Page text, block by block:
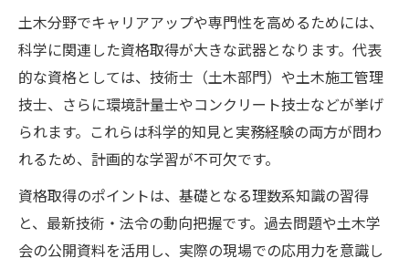
土木分野でキャリアアップや専門性を高めるためには、
科学に関連した資格取得が大きな武器となります。代表
的な資格としては、技術士（土木部門）や土木施工管理
技士、さらに環境計量士やコンクリート技士などが挙げ
られます。これらは科学的知見と実務経験の両方が問わ
れるため、計画的な学習が不可欠です。
資格取得のポイントは、基礎となる理数系知識の習得
と、最新技術・法令の動向把握です。過去問題や土木学
会の公開資料を活用し、実際の現場での応用力を意識し